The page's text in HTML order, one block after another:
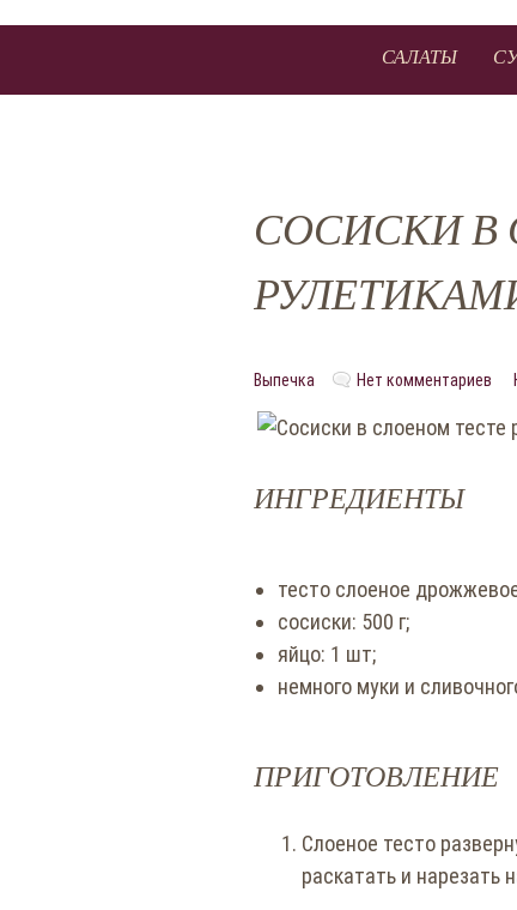
САЛАТЫ
СОСИСКИ В
Выпечка Нет комментариев
ИНГРЕДИЕНТЫ
тесто слоеное
сосиски: 500 г;
яйцо: 1 шт;
немного муки и
ПРИГОТОВЛЕНИЕ
Слоеное тесто
раскатать и нарезать